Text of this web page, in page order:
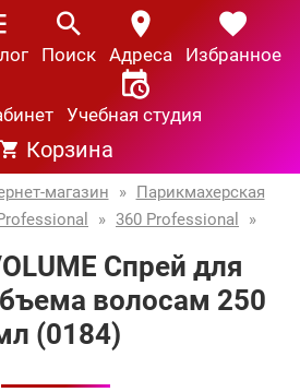
Поиск Адреса Избранное
Учебная студия
Корзина
магазин » Парикмахерская
» 360 Professional »
Спрей для
волосам 250
(0184)